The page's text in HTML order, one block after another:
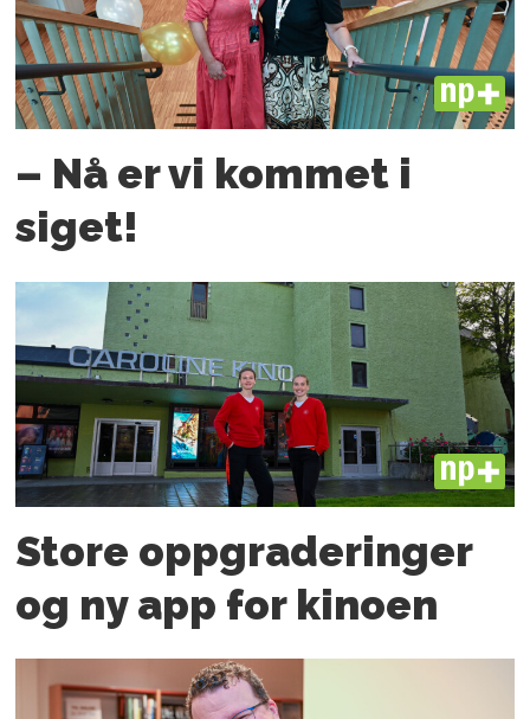
PLUS
– Nå er vi kommet i
siget!
PLUS
Store oppgraderinger
og ny app for kinoen